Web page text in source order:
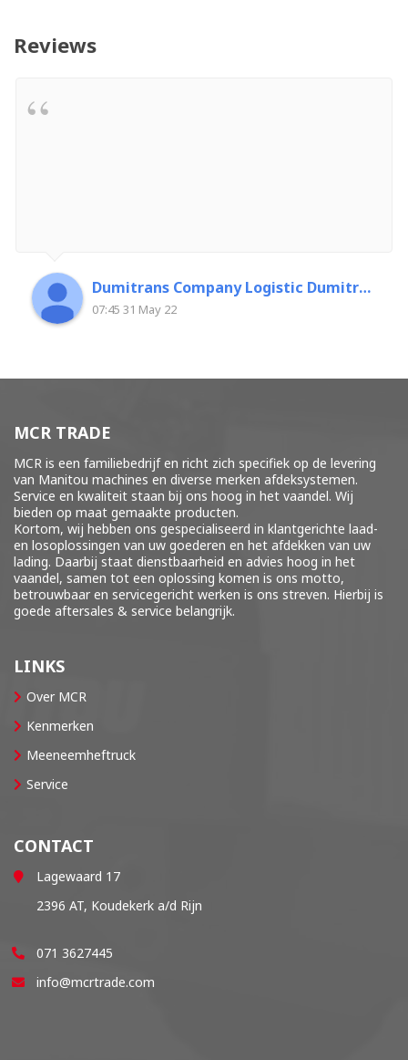
Reviews
Dumitrans Company Logistic Dumitrascu Florin
07:45 31 May 22
MCR TRADE
MCR is een familiebedrijf en richt zich specifiek op de levering
van Manitou machines en diverse merken afdeksystemen.
Service en kwaliteit staan bij ons hoog in het vaandel. Wij
bieden op maat gemaakte producten.
Kortom, wij hebben ons gespecialiseerd in klantgerichte laad-
en losoplossingen van uw goederen en het afdekken van uw
lading. Daarbij staat dienstbaarheid en advies hoog in het
vaandel, samen tot een oplossing komen is ons motto,
betrouwbaar en servicegericht werken is ons streven. Hierbij is
goede aftersales & service belangrijk.
LINKS
Over MCR
Kenmerken
Meeneemheftruck
Service
CONTACT
Lagewaard 17
2396 AT, Koudekerk a/d Rijn
071 3627445
info@mcrtrade.com